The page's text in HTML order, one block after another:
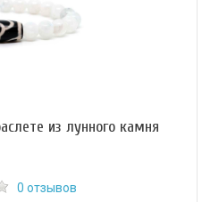
из лунного камня
0 отзывов